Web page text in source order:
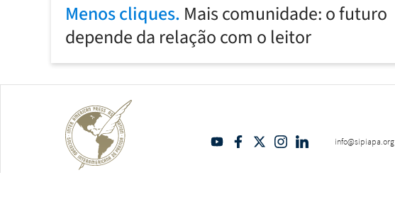
Menos cliques. Mais comunidade: o futuro
depende da relação com o leitor
info@sipiapa.org